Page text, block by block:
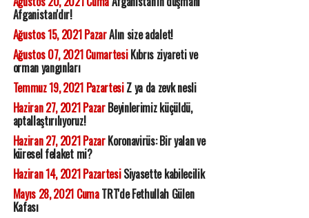
Afganistan'dır!
Ağustos 15, 2021 PazarAlın size adalet!
Ağustos 07, 2021 CumartesiKıbrıs ziyareti ve
orman yangınları
Temmuz 19, 2021 PazartesiZ ya da zevk nesli
Haziran 27, 2021 PazarBeyinlerimiz küçüldü,
aptallaştırılıyoruz!
Haziran 27, 2021 PazarKoronavirüs: Bir yalan ve
küresel felaket mi?
Haziran 14, 2021 PazartesiSiyasette kabilecilik
Mayıs 28, 2021 CumaTRT'de Fethullah Gülen
Kafası